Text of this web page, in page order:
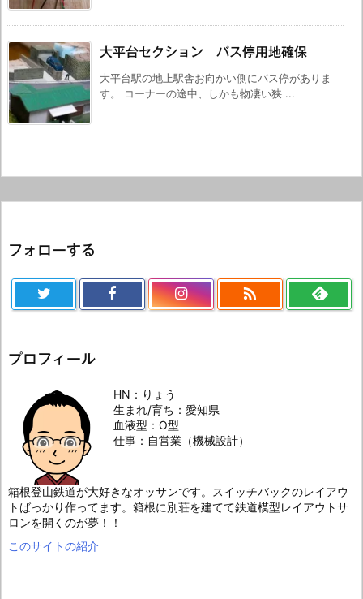
大平台セクション バス停用地確保
大平台駅の地上駅舎お向かい側にバス停がありま
す。 コーナーの途中、しかも物凄い狭 ...
フォローする

プロフィール
HN：りょう
生まれ/育ち：愛知県
血液型：O型
仕事：自営業（機械設計）
箱根登山鉄道が大好きなオッサンです。スイッチバックのレイアウ
トばっかり作ってます。箱根に別荘を建てて鉄道模型レイアウトサ
ロンを開くのが夢！！
このサイトの紹介